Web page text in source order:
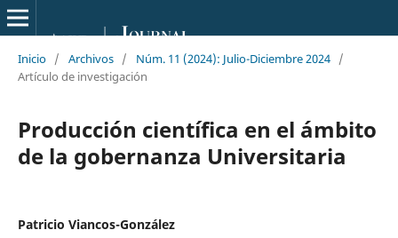
Inicio / Archivos / Núm. 11 (2024): Julio-Diciembre 2024 /
Artículo de investigación
Producción científica en el ámbito
de la gobernanza Universitaria
Patricio Viancos-González